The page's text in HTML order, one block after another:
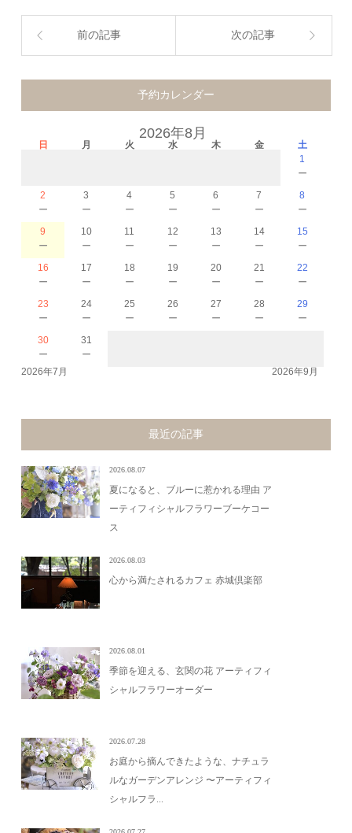
前の記事 次の記事
予約カレンダー
2026年8月
日 月 火 水 木 金
土
1
－
2
－
3
－
4
－
5
－
6
－
7
－
8
－
9
－
10
－
11
－
12
－
13
－
14
－
15
－
16
－
17
－
18
－
19
－
20
－
21
－
22
－
23
－
24
－
25
－
26
－
27
－
28
－
29
－
30
－
31
－
2026年7月 2026年9月
最近の記事
2026.08.07
夏になると、ブルーに惹かれる理由 ア
ーティフィシャルフラワーブーケコー
ス
2026.08.03
心から満たされるカフェ 赤城倶楽部
2026.08.01
季節を迎える、玄関の花 アーティフィ
シャルフラワーオーダー
2026.07.28
お庭から摘んできたような、ナチュラ
ルなガーデンアレンジ 〜アーティフィ
シャルフラ...